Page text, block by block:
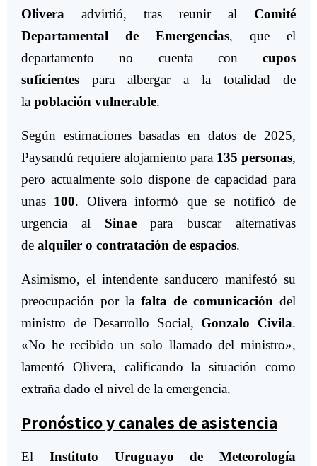
Olivera advirtió, tras reunir al Comité
Departamental de Emergencias, que el
departamento no cuenta con cupos
suficientes para albergar a la totalidad de
la población vulnerable.
Según estimaciones basadas en datos de 2025,
Paysandú requiere alojamiento para 135 personas,
pero actualmente solo dispone de capacidad para
unas 100. Olivera informó que se notificó de
urgencia al Sinaepara buscar alternativas
de alquiler o contratación de espacios.
Asimismo, el intendente sanducero manifestó su
preocupación por la falta de comunicación del
ministro de Desarrollo Social, Gonzalo Civila.
«No he recibido un solo llamado del ministro»,
lamentó Olivera, calificando la situación como
extraña dado el nivel de la emergencia.
Pronóstico y canales de asistencia
El Instituto Uruguayo de Meteorología